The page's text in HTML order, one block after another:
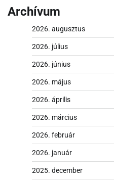
Archívum
2026. augusztus
2026. július
2026. június
2026. május
2026. április
2026. március
2026. február
2026. január
2025. december